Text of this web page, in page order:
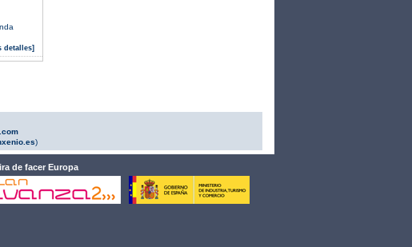
detalles]
)
de facer Europa